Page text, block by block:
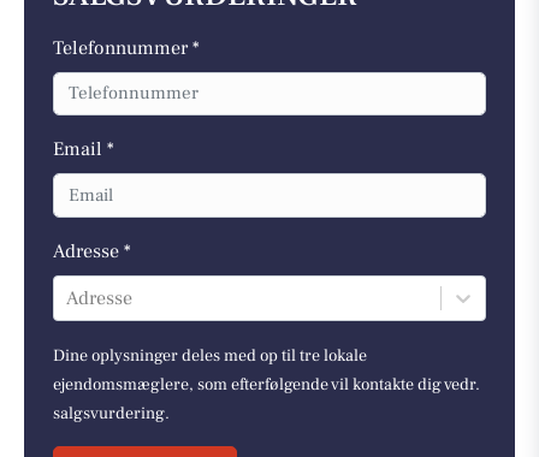
Telefonnummer *
Email *
Adresse *
Adresse
Dine oplysninger deles med op til tre lokale
ejendomsmæglere, som efterfølgende vil kontakte dig vedr.
salgsvurdering.